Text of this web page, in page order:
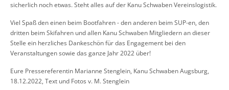
sicherlich noch etwas. Steht alles auf der Kanu Schwaben Vereinslogistik.
Viel Spaß den einen beim Bootfahren - den anderen beim SUP-en, den
dritten beim Skifahren und allen Kanu Schwaben Mitgliedern an dieser
Stelle ein herzliches Dankeschön für das Engagement bei den
Veranstaltungen sowie das ganze Jahr 2022 über!
Eure Pressereferentin Marianne Stenglein, Kanu Schwaben Augsburg,
18.12.2022, Text und Fotos v. M. Stenglein